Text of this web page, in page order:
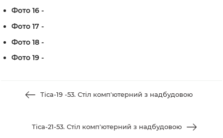
Фото 16 -
Фото 17 -
Фото 18 -
Фото 19 -
Тіса-19 -53. Стіл комп'ютерний з надбудовою
Тіса-21-53. Стіл комп'ютерний з надбудовою